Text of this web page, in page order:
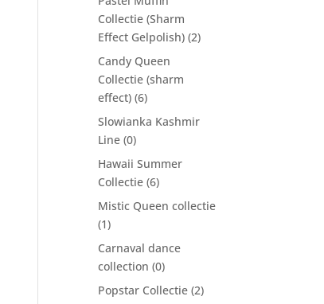
Collectie (Sharm
Effect Gelpolish) (2)
Candy Queen
Collectie (sharm
effect) (6)
Slowianka Kashmir
Line (0)
Hawaii Summer
Collectie (6)
Mistic Queen collectie
(1)
Carnaval dance
collection (0)
Popstar Collectie (2)